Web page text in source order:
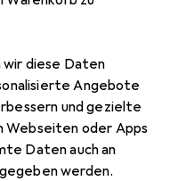
wir diese Daten
Angebote
und gezielte
Webseiten oder Apps
Daten auch an
werden.
von Puluz